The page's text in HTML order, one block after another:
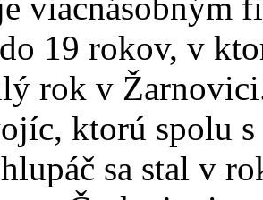
viacnásobným
19 rokov, v
rok v
ktorú spolu
sa stal v